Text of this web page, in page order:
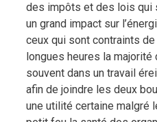
des impôts et des lois qui
un grand impact sur
ceux qui sont contraints
longues heures la majorité
souvent dans un travail
afin de joindre les deux
une utilité certaine malgré